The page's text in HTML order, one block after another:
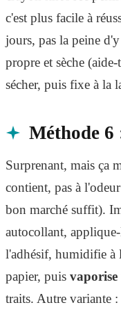
c'est plus facile à
jours, pas la peine d'y
propre et sèche
sécher, puis fixe à la
Méthode
Surprenant, mais ça
contient, pas à
bon marché suffit).
autocollant,
l'adhésif, humidifie à
papier, puis
traits. Autre variante